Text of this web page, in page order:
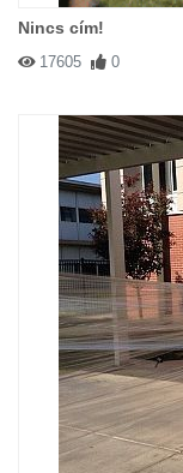
Nincs cím!
17605 0